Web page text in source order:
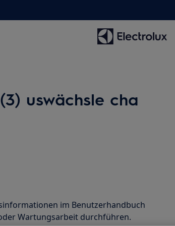
uswächsle cha
im Benutzerhandbuch
Wartungsarbeit durchführen.